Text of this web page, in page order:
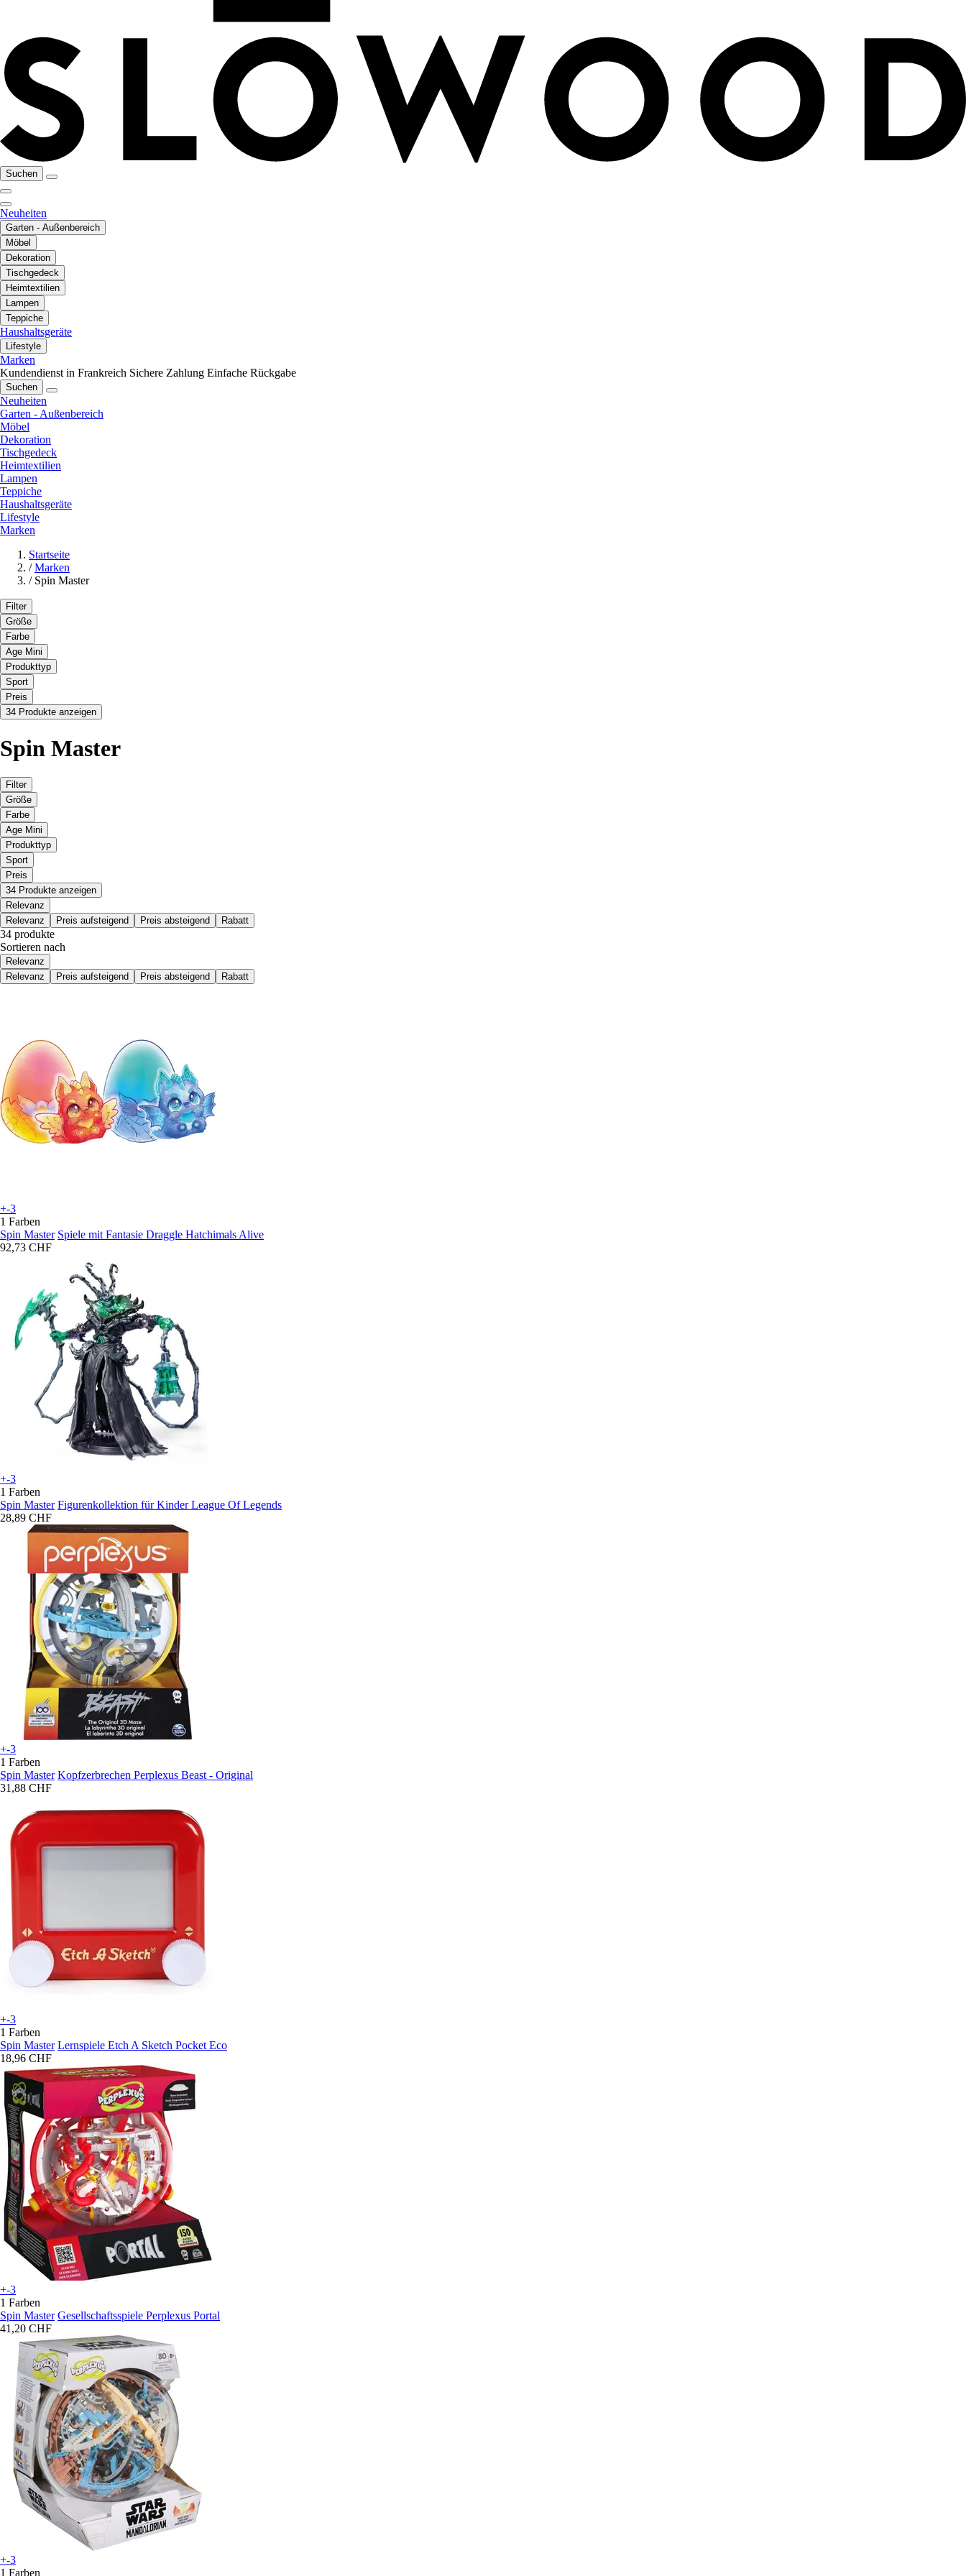
Suchen
Neuheiten
Garten - Außenbereich
Möbel
Dekoration
Tischgedeck
Heimtextilien
Lampen
Teppiche
Haushaltsgeräte
Lifestyle
Marken
Kundendienst in Frankreich Sichere Zahlung Einfache Rückgabe
Suchen
Neuheiten
Garten - Außenbereich
Möbel
Dekoration
Tischgedeck
Heimtextilien
Lampen
Teppiche
Haushaltsgeräte
Lifestyle
Marken
Startseite
/ Marken
/ Spin Master
Filter
Größe
Farbe
Age Mini
Produkttyp
Sport
Preis
34 Produkte anzeigen
Spin Master
Filter
Größe
Farbe
Age Mini
Produkttyp
Sport
Preis
34 Produkte anzeigen
Relevanz
Relevanz
Preis aufsteigend Preis absteigend Rabatt
34 produkte
Sortieren nach
Relevanz
Relevanz
Preis aufsteigend Preis absteigend Rabatt
+-3
1 Farben
Spin Master Spiele mit Fantasie Draggle Hatchimals Alive
92,73 CHF
+-3
1 Farben
Spin Master Figurenkollektion für Kinder League Of Legends
28,89 CHF
+-3
1 Farben
Spin Master Kopfzerbrechen Perplexus Beast - Original
31,88 CHF
+-3
1 Farben
Spin Master Lernspiele Etch A Sketch Pocket Eco
18,96 CHF
+-3
1 Farben
Spin Master Gesellschaftsspiele Perplexus Portal
41,20 CHF
+-3
1 Farben